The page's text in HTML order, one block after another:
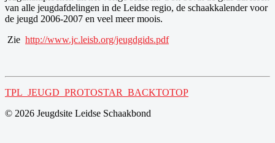
van alle jeugdafdelingen in de Leidse regio, de schaakkalender voor
de jeugd 2006-2007 en veel meer moois.
Zie http://www.jc.leisb.org/jeugdgids.pdf
TPL_JEUGD_PROTOSTAR_BACKTOTOP
© 2026 Jeugdsite Leidse Schaakbond